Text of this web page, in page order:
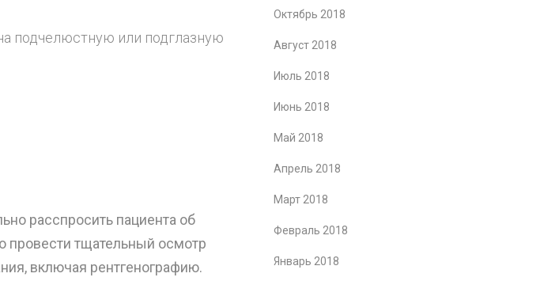
подчелюстную или подглазную
расспросить пациента об
провести тщательный осмотр
включая рентгенографию.
Октябрь 2018
Август 2018
Июль 2018
Июнь 2018
Май 2018
Апрель 2018
Март 2018
Февраль 2018
Январь 2018